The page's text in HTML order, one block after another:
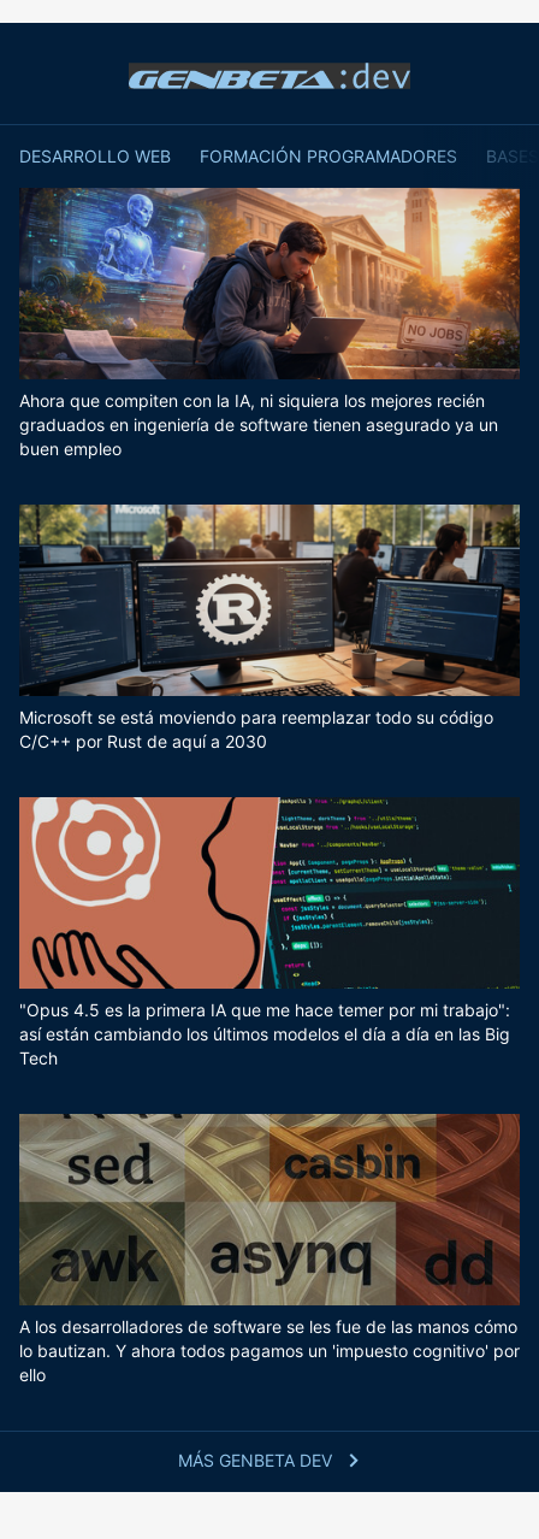
DESARROLLO WEB FORMACIÓN PROGRAMADORES
MÁS GENBETA DEV
Ahora que compiten con la IA, ni siquiera los mejores recién
graduados en ingeniería de software tienen asegurado ya un
buen empleo
Microsoft se está moviendo para reemplazar todo su código
C/C++ por Rust de aquí a 2030
"Opus 4.5 es la primera IA que me hace temer por mi trabajo":
así están cambiando los últimos modelos el día a día en las Big
Tech
A los desarrolladores de software se les fue de las manos cómo
lo bautizan. Y ahora todos pagamos un 'impuesto cognitivo' por
ello